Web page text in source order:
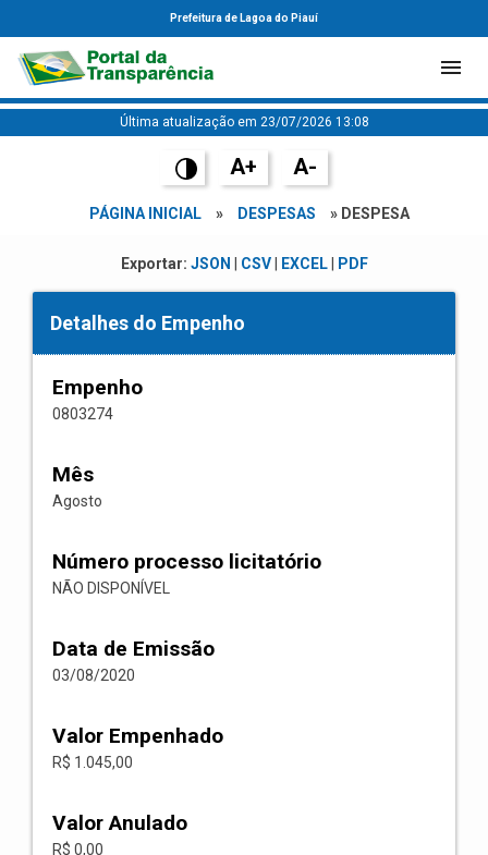
Prefeitura de Lagoa do Piauí
Última atualização em 23/07/2026 13:08
A+ A-
PÁGINA INICIAL » DESPESAS » DESPESA
Exportar: JSON CSV| EXCEL| PDF
Detalhes do Empenho
Empenho
0803274
Mês
Agosto
Número processo licitatório
NÃO DISPONÍVEL
Data de Emissão
03/08/2020
Valor Empenhado
R$ 1.045,00
Valor Anulado
R$ 0,00